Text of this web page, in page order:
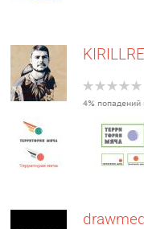
4% попадений